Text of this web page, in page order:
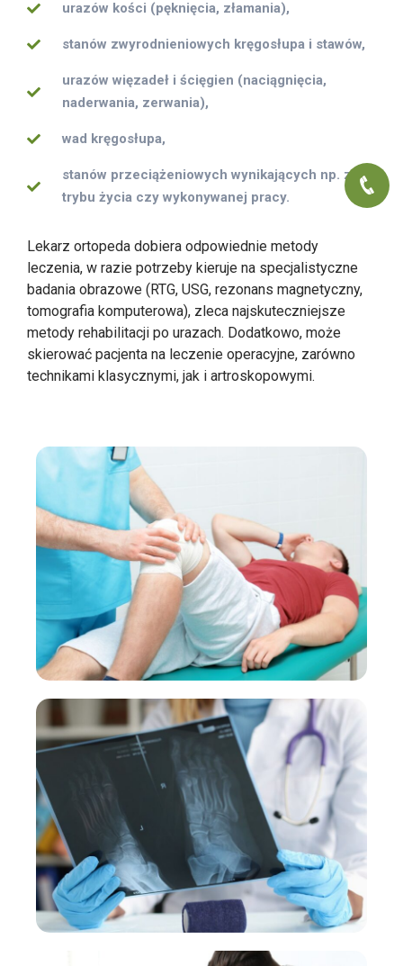
urazów kości (pęknięcia, złamania),
stanów zwyrodnieniowych kręgosłupa i stawów,
urazów więzadeł i ścięgien (naciągnięcia,
naderwania, zerwania),
wad kręgosłupa,
stanów przeciążeniowych wynikających np. z
trybu życia czy wykonywanej pracy.
Lekarz ortopeda dobiera odpowiednie metody
leczenia, w razie potrzeby kieruje na specjalistyczne
badania obrazowe (RTG, USG, rezonans magnetyczny,
tomografia komputerowa), zleca najskuteczniejsze
metody rehabilitacji po urazach. Dodatkowo, może
skierować pacjenta na leczenie operacyjne, zarówno
technikami klasycznymi, jak i artroskopowymi.